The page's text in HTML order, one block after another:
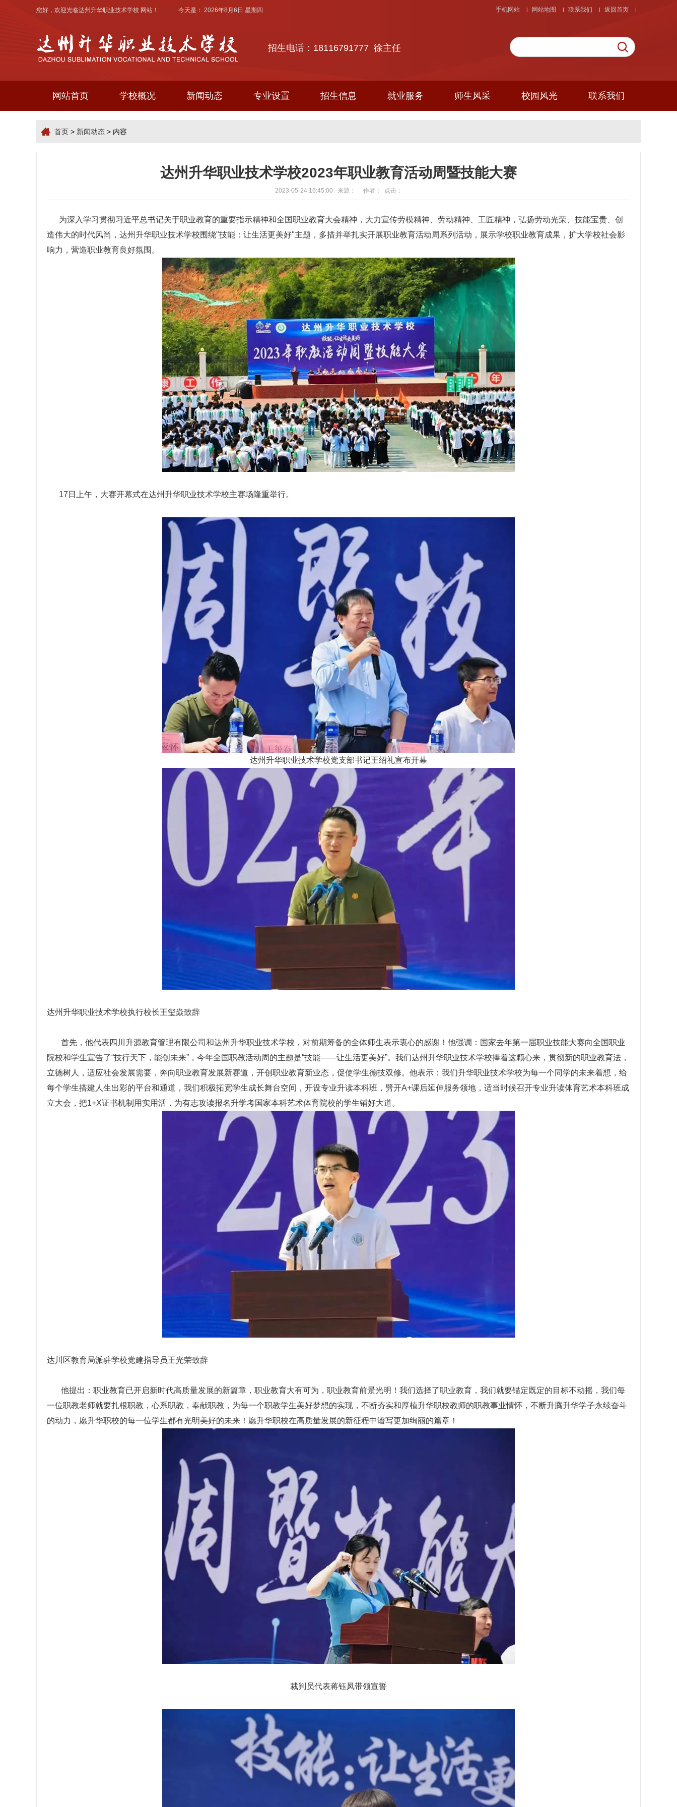
|
返回首页
|
联系我们
|
网站地图
|
手机网站
您好，欢迎光临达州升华职业技术学校 网站！ 今天是： 2026年8月6日 星期四
招生电话：18116791777 徐主任
网站首页 学校概况 新闻动态 专业设置 招生信息 就业服务 师生风采 校园风光 联系我们
首页 > 新闻动态 > 内容
达州升华职业技术学校2023年职业教育活动周暨技能大赛
2023-05-24 16:45:00 来源： 作者： 点击：
为深入学习贯彻习近平总书记关于职业教育的重要指示精神和全国职业教育大会精神，大力宣传劳模精神、劳动精神、工匠精神，弘扬劳动光荣、技能宝贵、创
造伟大的时代风尚， 达州升华职业技术学校围绕"技能：让生活更美好"主题，多措并举扎实开展职业教育活动周系列活动，展示学校职业教育成果，扩大学校社会影
响力，营造职业教育良好氛围。
17日上午，大赛开幕式在达州升华职业技术学校主赛场隆重举行。
达州升华职业技术学校党支部书记王绍礼宣布开幕
达州升华职业技术学校执行校长王玺焱致辞
首先，他代表四川升源教育管理有限公司和达州升华职业技术学校，对前期筹备的全体师生表示衷心的感谢！他强调：国家去年第一届职业技能大赛向全国职业
院校和学生宣告了“技行天下，能创未来”，今年全国职教活动周的主题是“技能——让生活更美好”。我们达州升华职业技术学校捧着这颗心来，贯彻新的职业教育法，
立德树人，适应社会发展需要，奔向职业教育发展新赛道，开创职业教育新业态，促使学生德技双修。他表示：我们升华职业技术学校为每一个同学的未来着想，给
每个学生搭建人生出彩的平台和通道，我们积极拓宽学生成长舞台空间，开设专业升读本科班，劈开A+课后延伸服务领地，适当时候召开专业升读体育艺术本科班成
立大会，把1+X证书机制用实用活，为有志攻读报名升学考国家本科艺术体育院校的学生铺好大道。
达川区教育局派驻学校党建指导员王光荣致辞
他提出：职业教育已开启新时代高质量发展的新篇章，职业教育大有可为，职业教育前景光明！我们选择了职业教育，我们就要锚定既定的目标不动摇，我们每
一位职教老师就要扎根职教，心系职教，奉献职教，为每一个职教学生美好梦想的实现，不断夯实和厚植升华职校教师的职教事业情怀，不断升腾升华学子永续奋斗
的动力，愿升华职校的每一位学生都有光明美好的未来！愿升华职校在高质量发展的新征程中谱写更加绚丽的篇章！
裁判员代表蒋钰凤带领宣誓